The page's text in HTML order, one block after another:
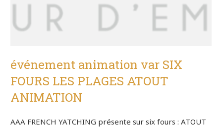
événement animation var SIX
FOURS LES PLAGES ATOUT
ANIMATION
AAA FRENCH YATCHING présente sur six fours : ATOUT